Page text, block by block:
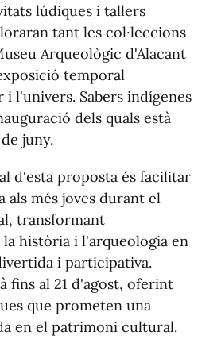
lúdiques i tallers
tant les col·leccions
Arqueològic d'Alacant
temporal
l'univers. Sabers indígenes
dels quals està
juny.
d'esta proposta és facilitar
als més joves durant el
transformant
història i l'arqueologia en
i participativa.
fins al 21 d'agost, oferint
que prometen una
en el patrimoni cultural.